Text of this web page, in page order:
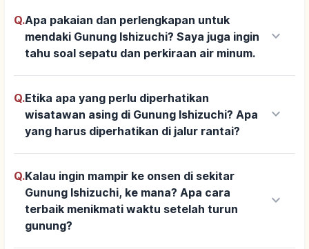
Q.Apa pakaian dan perlengkapan untuk
mendaki Gunung Ishizuchi? Saya juga ingin
tahu soal sepatu dan perkiraan air minum.
keyboard_arrow_down
Q.Etika apa yang perlu diperhatikan
wisatawan asing di Gunung Ishizuchi? Apa
yang harus diperhatikan di jalur rantai?
keyboard_arrow_down
Q.Kalau ingin mampir ke onsen di sekitar
Gunung Ishizuchi, ke mana? Apa cara
terbaik menikmati waktu setelah turun
gunung?
keyboard_arrow_down